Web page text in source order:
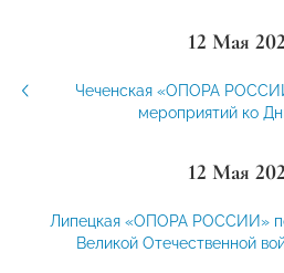
12 Мая
Чеченская «ОПОРА
мероприятий ко
12 Мая
Липецкая «ОПОРА РОССИИ»
Великой Отечественной